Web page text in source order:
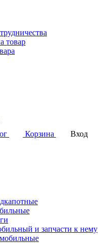
товар
Корзина Вход
и запчасти к нему